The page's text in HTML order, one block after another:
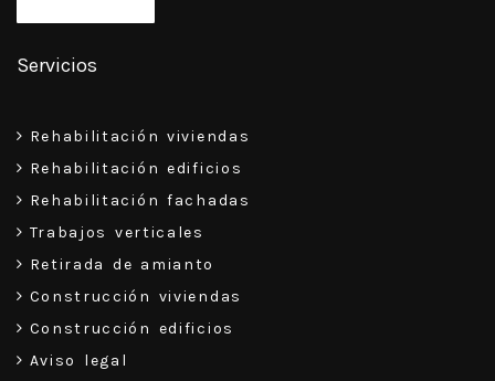
Servicios
Rehabilitación viviendas
Rehabilitación edificios
Rehabilitación fachadas
Trabajos verticales
Retirada de amianto
Construcción viviendas
Construcción edificios
Aviso legal